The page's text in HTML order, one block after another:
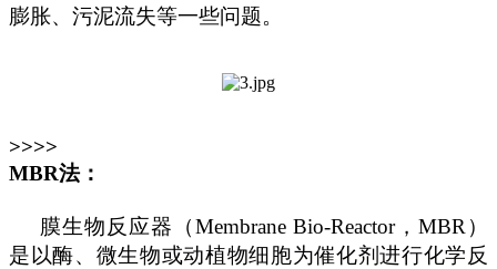
膨胀、污泥流失等一些问题。
>>>>
MBR法：
膜生物反应器（Membrane Bio-Reactor，MBR）
是以酶、微生物或动植物细胞为催化剂进行化学反